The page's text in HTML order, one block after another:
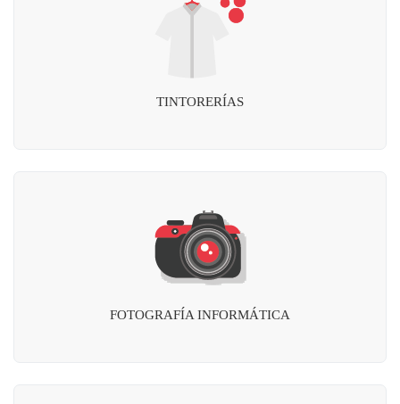
TINTORERÍAS
FOTOGRAFÍA INFORMÁTICA